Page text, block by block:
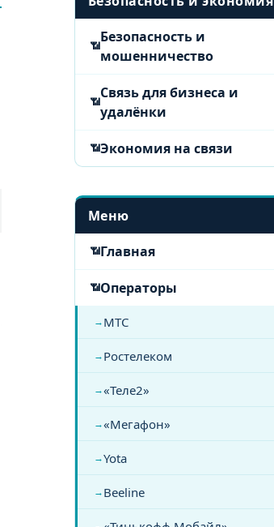
Безопасность и
мошенничество
Связь для бизнеса и
удалёнки
Экономия на связи
Меню
Главная
Операторы
МТС
Ростелеком
«Теле2»
«Мегафон»
Yota
Beeline